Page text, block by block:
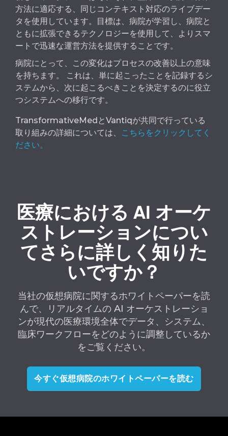
方法に適応する、同じコンテキスト対応のライブデー
タを使用しています。
目標は、病院が学習し、病院と
ともに拡張できるテクノロ ジーを使用して、よりスマ
ートで迅速な運営方法を提供することです。
病院にとって、この変化はプロセスの改善以上の意味
を持ちます。 これは、単に起こったことを記録するシ
ステムから、次に起こるべきことを決定するのに役立
つシステムへの移行です。
TransformativeMedとVantiqが共同で行っている
取り組みの詳細については、
こちらをクリックしてく
ださい。
医療における AI オーケ
ストレーションについ
てさらに詳しく知りた
いですか？
当社の仮想病院に関するホワイトペーパーを読
んで、リアルタイムの AI オーケストレーショ
ンが現代の医療環境全体でデータ、システム、
臨床ワークフローをどのように調整しているか
をご覧ください。
今すぐ仮想病院のホワイトペーパーを読む